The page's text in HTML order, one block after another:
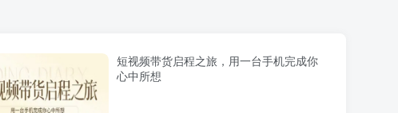
短视频带货启程之旅，用一台手机完成你
心中所想